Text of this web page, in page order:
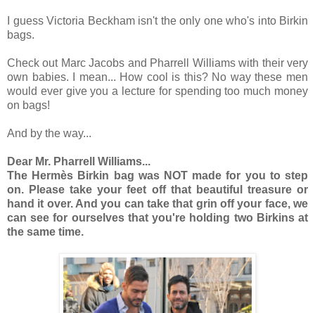
I guess Victoria Beckham isn't the only one who's into Birkin
bags.
Check out Marc Jacobs and Pharrell Williams with their very
own babies. I mean... How cool is this? No way these men
would ever give you a lecture for spending too much money
on bags!
And by the way...
Dear Mr. Pharrell Williams...
The Hermès Birkin bag was NOT made for you to step
on. Please take your feet off that beautiful treasure or
hand it over. And you can take that grin off your face, we
can see for ourselves that you're holding two Birkins at
the same time.